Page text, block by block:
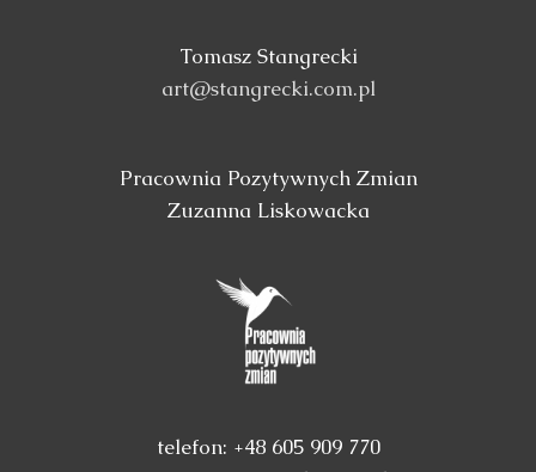
Tomasz Stangrecki
art@stangrecki.com.pl
Pracownia Pozytywnych Zmian
Zuzanna Liskowacka
telefon: +48 605 909 770